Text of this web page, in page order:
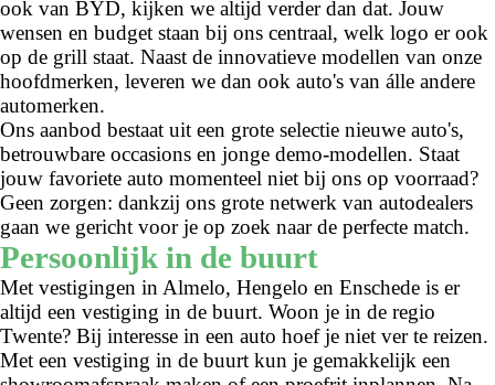
ook van BYD, kijken we altijd verder dan dat. Jouw
wensen en budget staan bij ons centraal, welk logo er ook
op de grill staat. Naast de innovatieve modellen van onze
hoofdmerken, leveren we dan ook auto's van álle andere
automerken.
Ons aanbod bestaat uit een grote selectie nieuwe auto's,
betrouwbare occasions en jonge demo-modellen. Staat
jouw favoriete auto momenteel niet bij ons op voorraad?
Geen zorgen: dankzij ons grote netwerk van autodealers
gaan we gericht voor je op zoek naar de perfecte match.
Persoonlijk in de buurt
Met vestigingen in Almelo, Hengelo en Enschede is er
altijd een vestiging in de buurt. Woon je in de regio
Twente? Bij interesse in een auto hoef je niet ver te reizen.
Met een vestiging in de buurt kun je gemakkelijk een